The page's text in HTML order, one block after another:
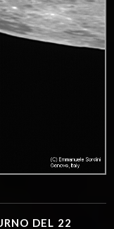
DEL 22